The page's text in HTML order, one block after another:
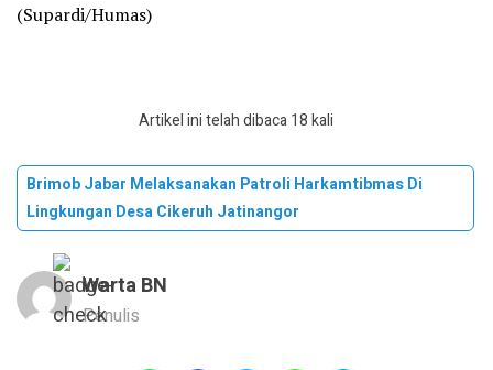
(Supardi/Humas)
Artikel ini telah dibaca 18 kali
Brimob Jabar Melaksanakan Patroli Harkamtibmas Di
Lingkungan Desa Cikeruh Jatinangor
Warta BN
Penulis